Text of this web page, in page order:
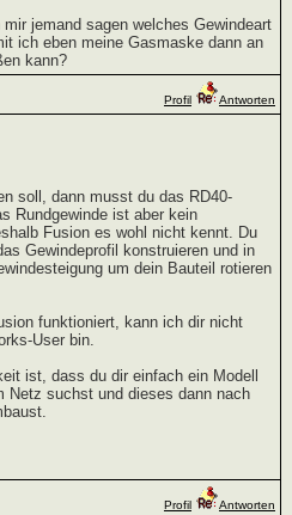
jemand sagen welches Gewindeart
ich eben meine Gasmaske dann an
kann?
Profil Antworten
soll, dann musst du das RD40-
Rundgewinde ist aber kein
Fusion es wohl nicht kennt. Du
Gewindeprofil konstruieren und in
um dein Bauteil rotieren
funktioniert, kann ich dir nicht
User bin.
ist, dass du dir einfach ein Modell
Netz suchst und dieses dann nach
Profil Antworten